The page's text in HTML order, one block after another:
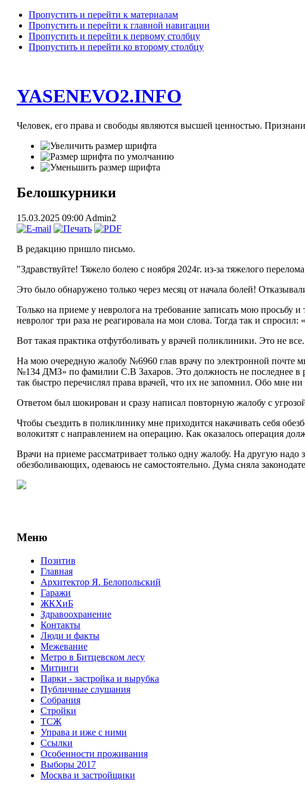
Пропустить и перейти к материалам
Пропустить и перейти к главной навигации
Пропустить и перейти к первому столбцу
Пропустить и перейти ко второму столбцу
YASENEVO2.INFO
Человек, его права и свободы являются высшей ценностью.
Белошкурники
15.03.2025 09:00 Admin2
В редакцию пришло письмо.
"Здравствуйте! Тяжело болею с ноября 2024г. из-за тяжелого
Это было обнаружено только через месяц от начала болей!
Только на приеме у невролога на требование записать мою просьбу
невролог три раза не реагировала на мои слова. Тогда так и
Вот такая практика отфутболивать у врачей поликлиники. Это не все.
На мою очередную жалобу №6960 глав врачу по электронной почте
№134 ДМЗ» по фамилии С.В Захаров. Это должность не последнее в
так быстро перечислял права врачей, что их не запомнил. Обо мне ни
Ответом был шокирован и сразу написал повторную жалобу с
Чтобы съездить в поликлинику мне приходится накачивать себя
волокитят с направлением на операцию. Как оказалось операция
Врачи на приеме рассматривает только одну жалобу. На другую
обезболивающих, одеваюсь не самостоятельно. Дума сняла
Меню
Позитив
Главная
Архитектор Я. Белопольский
Гаражи
ЖКХиБ
Здравоохранение
Контакты
Люди и факты
Межевание
Метро в Битцевском лесу
Митинги
Парки - застройка и вырубка
Публичные слушания
Собрания
Стройки
ТСЖ
Управа и иже с ними
Ссылки
Особенности проживания
Выборы 2017
Москва и застройщики